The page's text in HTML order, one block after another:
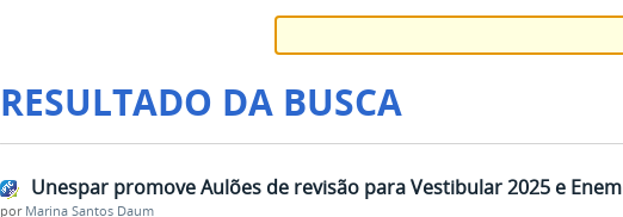
RESULTADO DA BUSCA
Unespar promove Aulões de revisão para Vestibular 2025 e Enem
por Marina Santos Daum